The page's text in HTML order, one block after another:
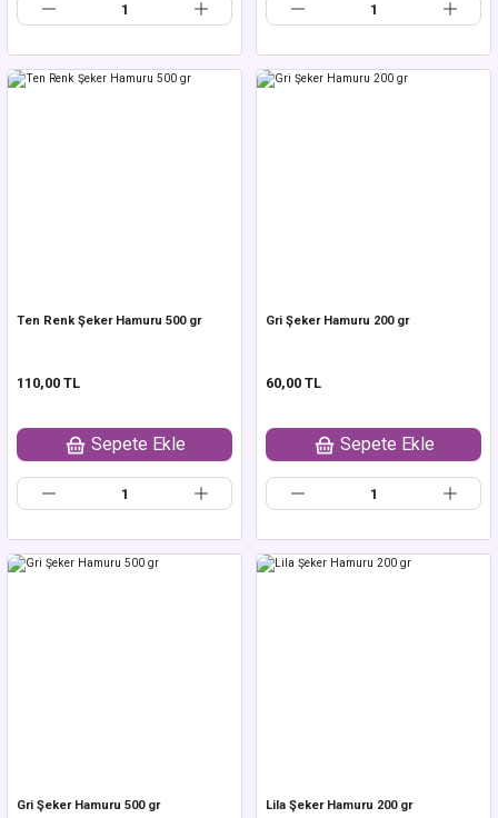
Ten Renk Şeker Hamuru 500 gr
110,00 TL
Sepete Ekle
Gri Şeker Hamuru 200 gr
60,00 TL
Sepete Ekle
Gri Şeker Hamuru 500 gr Lila Şeker Hamuru 200 gr